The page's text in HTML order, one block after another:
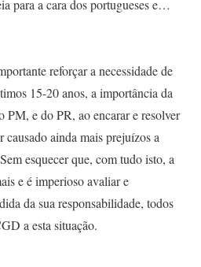
para a cara dos portugueses e…
reforçar a necessidade de
15-20 anos, a importância da
PM, e do PR, ao encarar e resolver
ainda mais prejuízos a
esquecer que, com tudo isto, a
e é imperioso avaliar e
da sua responsabilidade, todos
a esta situação.